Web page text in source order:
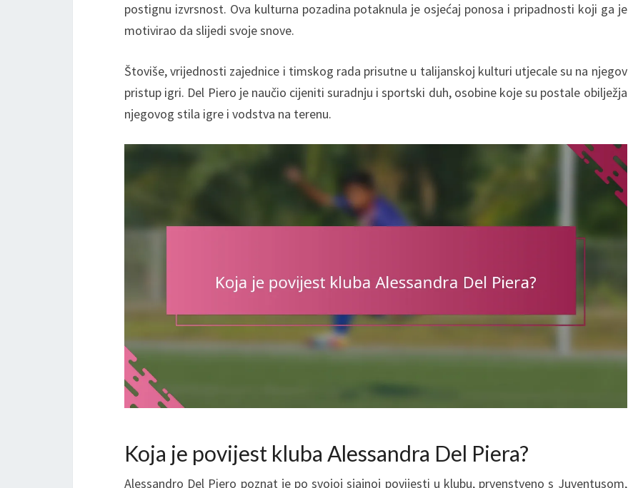
postignu izvrsnost. Ova kulturna pozadina potaknula je osjećaj ponosa i pripadnosti koji ga je
motivirao da slijedi svoje snove.
Štoviše, vrijednosti zajednice i timskog rada prisutne u talijanskoj kulturi utjecale su na njegov
pristup igri. Del Piero je naučio cijeniti suradnju i sportski duh, osobine koje su postale obilježja
njegovog stila igre i vodstva na terenu.
Koja je povijest kluba Alessandra Del Piera?
Alessandro Del Piero poznat je po svojoj sjajnoj povijesti u klubu, prvenstveno s Juventusom,